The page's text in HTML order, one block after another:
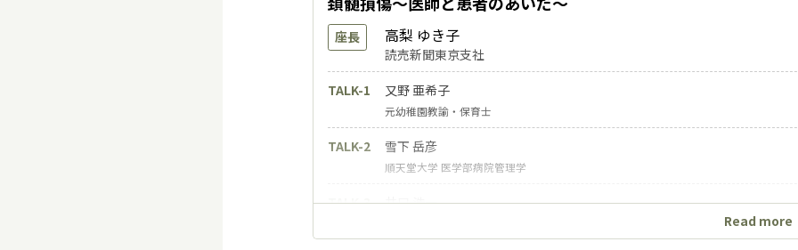
座長 高梨 ゆき子
読売新聞東京支社
TALK-1
又野 亜希子
元幼稚園教諭・保育士
TALK-2 雪下 岳彦
順天堂大学 医学部病院管理学
TALK-3 井口 浩一
Read more